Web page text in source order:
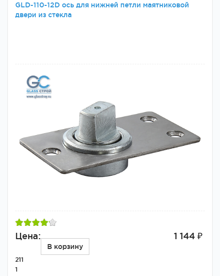
GLD-110-12D ось для нижней петли маятниковой
двери из стекла
Цена: 1 144 ₽
В корзину
211
1